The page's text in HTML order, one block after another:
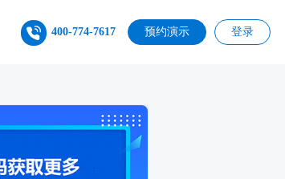
400-774-7617 预约演示 登录